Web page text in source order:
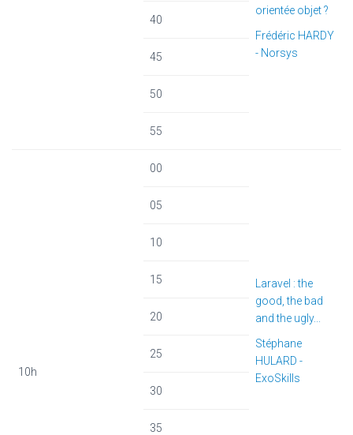
orientée objet ?
Frédéric HARDY
- Norsys
40
45
50
55
10h
00
05
Laravel : the
good, the bad
and the ugly...
Stéphane
HULARD -
ExoSkills
10
15
20
25
30
35